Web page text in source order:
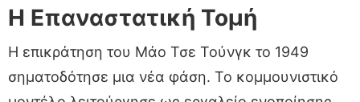
Η Επαναστατική Τομή
Η επικράτηση του Μάο Τσε Τούνγκ το 1949
σηματοδότησε μια νέα φάση. Το κομμουνιστικό